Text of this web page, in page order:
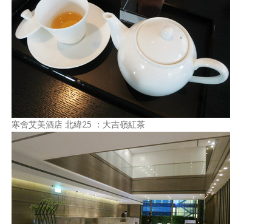
寒舍艾美酒店 北緯25 ：大吉嶺紅茶